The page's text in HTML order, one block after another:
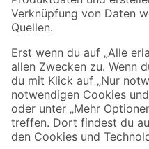
Sicher einkaufen
Jetzt die toom-App